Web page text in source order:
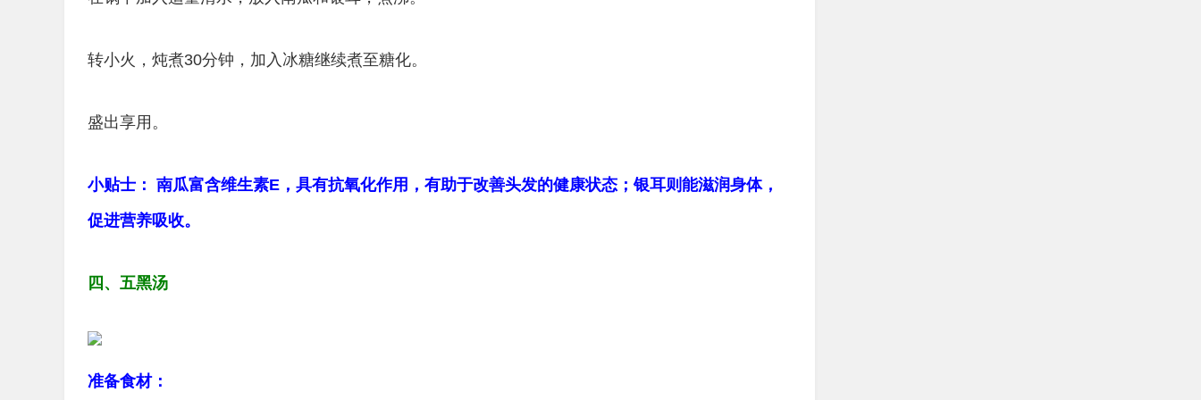
转小火，炖煮30分钟，加入冰糖继续煮至糖化。
盛出享用。
小贴士： 南瓜富含维生素E，具有抗氧化作用，有助于改善头发的健康状态；银耳则能滋润身体，
促进营养吸收。
四、五黑汤
准备食材：